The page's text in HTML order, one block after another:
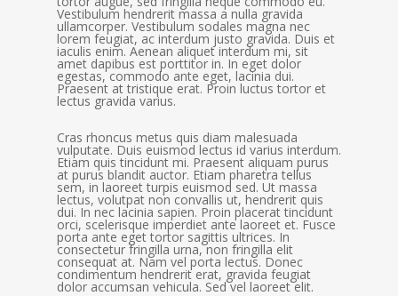
Vestibulum hendrerit massa a nulla gravida
ullamcorper. Vestibulum sodales magna nec
lorem feugiat, ac interdum justo gravida. Duis et
iaculis enim. Aenean aliquet interdum mi, sit
amet dapibus est porttitor in. In eget dolor
egestas, commodo ante eget, lacinia dui.
Praesent at tristique erat. Proin luctus tortor et
lectus gravida varius.
Cras rhoncus metus quis diam malesuada
vulputate. Duis euismod lectus id varius interdum.
Etiam quis tincidunt mi. Praesent aliquam purus
at purus blandit auctor. Etiam pharetra tellus
sem, in laoreet turpis euismod sed. Ut massa
lectus, volutpat non convallis ut, hendrerit quis
dui. In nec lacinia sapien. Proin placerat tincidunt
orci, scelerisque imperdiet ante laoreet et. Fusce
porta ante eget tortor sagittis ultrices. In
consectetur fringilla urna, non fringilla elit
consequat at. Nam vel porta lectus. Donec
condimentum hendrerit erat, gravida feugiat
dolor accumsan vehicula. Sed vel laoreet elit.